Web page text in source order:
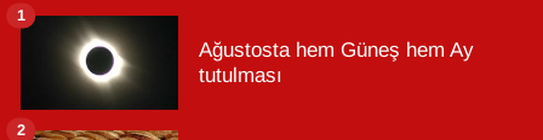
Ağustosta hem Güneş hem Ay
tutulması
1
2